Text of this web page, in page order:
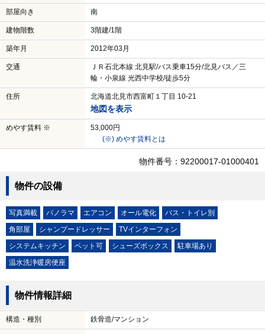
部屋向き 南
建物階数 3階建/1階
築年月 2012年03月
交通
ＪＲ石北本線 北見駅/バス乗車15分/北見バス／三
輪・小泉線 光西中学校/徒歩5分
住所 北海道北見市西富町１丁目 10-21
地図を表示
めやす賃料 ※
53,000円
(※) めやす賃料とは
物件番号：92200017-01000401
物件の設備
写真満載 パノラマ エアコン オール電化
バス・トイレ別
角部屋
シャンプードレッサー
TVインターフォン
システムキッチン
ペット可 シューズボックス
駐車場あり
温水洗浄暖房便座
物件情報詳細
構造・種別 鉄骨造/マンション